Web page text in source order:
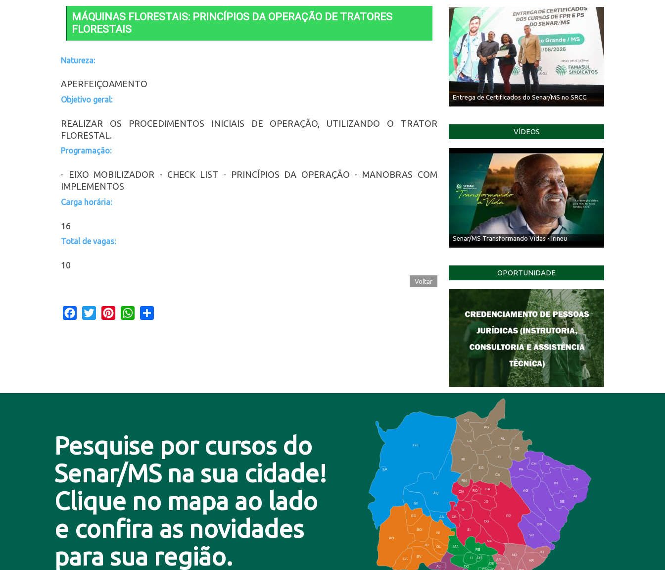
Entrega de Certificados do Senar/MS no SRCG
VÍDEOS
Senar/MS Transformando Vidas - Irineu
OPORTUNIDADE
MÁQUINAS FLORESTAIS: PRINCÍPIOS DA OPERAÇÃO DE TRATORES
FLORESTAIS
Natureza:
APERFEIÇOAMENTO
Objetivo geral:
REALIZAR OS PROCEDIMENTOS INICIAIS DE OPERAÇÃO, UTILIZANDO O TRATOR
FLORESTAL.
Programação:
- EIXO MOBILIZADOR - CHECK LIST - PRINCÍPIOS DA OPERAÇÃO - MANOBRAS COM
IMPLEMENTOS
Carga horária:
16
Total de vagas:
10
Voltar
Facebook
Twitter PinterestWhatsApp
Pesquise por cursos do
Senar/MS na sua cidade!
Clique no mapa ao lado
e confira as novidades
para sua região.
CO
AQ
MI
AN
CX
RI
AL
CR
FI
SG
BA
CA
PA
CH CL
PB
SE
TL
AG
BR
SR
BT
AR
RP
RO
JG
CG
SI
NA
RB
MA
IT
DR
DO
BD
BO
NI
JD
PO
BV
CC
AJ
DB
TE
IN
NO
RN
CN
GL
AN
IV
FS
DE
AT
PG
SO
LA